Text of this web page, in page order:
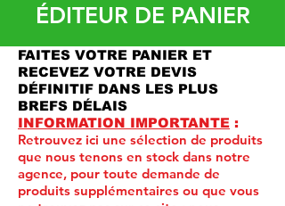
ÉDITEUR DE PANIER
FAITES VOTRE PANIER ET
RECEVEZ VOTRE DEVIS
DÉFINITIF DANS LES PLUS
BREFS DÉLAIS
INFORMATION IMPORTANTE :
Retrouvez ici une sélection de produits
que nous tenons en stock dans notre
agence, pour toute demande de
produits supplémentaires ou que vous